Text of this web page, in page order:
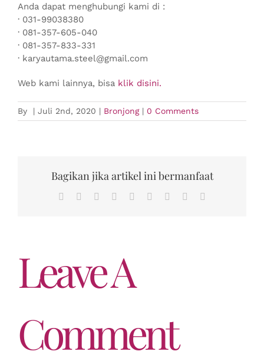
Anda dapat menghubungi kami di :
· 031-99038380
· 081-357-605-040
· 081-357-833-331
· karyautama.steel@gmail.com
Web kami lainnya, bisa klik disini.
By | Juli 2nd, 2020 | Bronjong | 0 Comments
Bagikan jika artikel ini bermanfaat
Facebook
TwitterReddit LinkedInWhatsApp
TumblrPinterest
Leave A
Comment